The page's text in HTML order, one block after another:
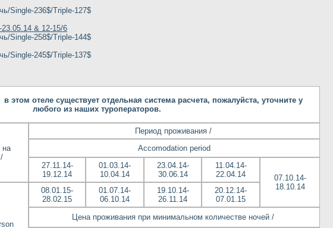
Single-236$/Triple-127$
& 12-15/6
Single-258$/Triple-144$
Single-245$/Triple-137$
этом отеле существует отдельная система расчета, пожалуйста, уточните у
любого из наших туроператоров.
на
Период проживания /
Accomodation period
27.11.14-
19.12.14
01.03.14-
10.04.14
23.04.14-
30.06.14
11.04.14-
22.04.14
07.10.14-
18.10.14
08.01.15-
28.02.15
01.07.14-
06.10.14
19.10.14-
26.11.14
20.12.14-
07.01.15
Цена проживания при минимальном количестве ночей /